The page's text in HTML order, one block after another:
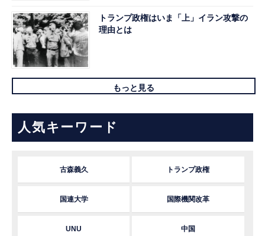
トランプ政権はいま「上」イラン攻撃の
理由とは
もっと見る
人気キーワード
古森義久 トランプ政権
国連大学 国際機関改革
UNU 中国